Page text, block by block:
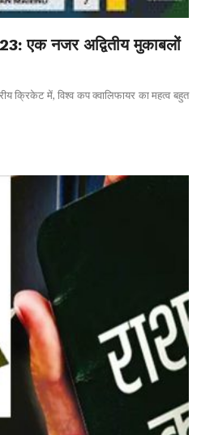
एक नजर अद्वितीय मुकाबलों
क्रिकेट में, विश्व कप क्वालिफायर का महत्व बहुत